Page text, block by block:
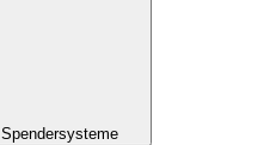
Spendersysteme